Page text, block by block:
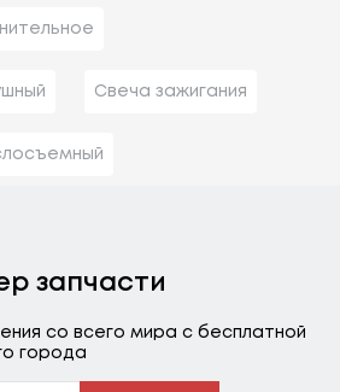
Свеча зажигания
запчасти
со всего мира с бесплатной
города